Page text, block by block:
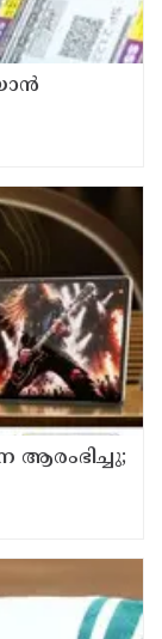
ആരംഭിച്ചു;